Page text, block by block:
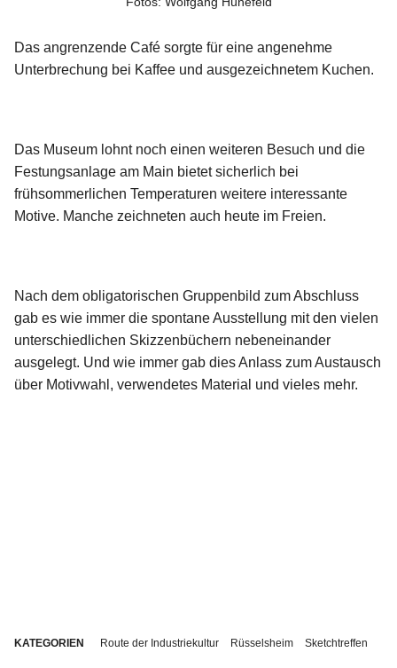
Das angrenzende Café sorgte für eine angenehme
Unterbrechung bei Kaffee und ausgezeichnetem Kuchen.
Das Museum lohnt noch einen weiteren Besuch und die
Festungsanlage am Main bietet sicherlich bei
frühsommerlichen Temperaturen weitere interessante
Motive. Manche zeichneten auch heute im Freien.
Nach dem obligatorischen Gruppenbild zum Abschluss
gab es wie immer die spontane Ausstellung mit den vielen
unterschiedlichen Skizzenbüchern nebeneinander
ausgelegt. Und wie immer gab dies Anlass zum Austausch
über Motivwahl, verwendetes Material und vieles mehr.
KATEGORIEN Route der Industriekultur Rüsselsheim Sketchtreffen